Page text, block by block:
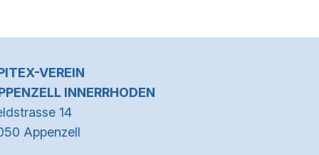
VEREIN
INNERRHODEN
14
Appenzell